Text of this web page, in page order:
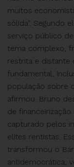
muitos
sólida”. Segundo
serviço público
tema complexo,
restrita e distante
fundamental,
população sobre
afirmou. Bruno
de
capturado pelos
elites rentistas.
transformou o
antidemocrática,